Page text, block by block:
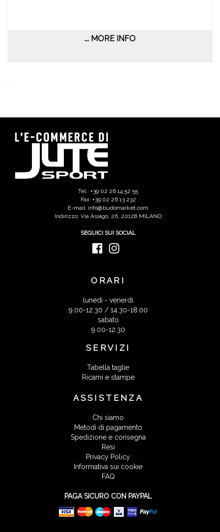
... MORE INFO
Tel.: +39 02 26 14 52 55
Fax: +39 02 26 13 232
E-mail: info@budomarket.com
Indirizzo: Via Asiago, 26, 20128 MILANO
SEGUICI SUI SOCIAL
ORARI
lunedì - venerdì
9.00-12.30 / 14.30-18.00
sabato
9.00-12.30
SERVIZI
Tabella taglie
Ricami e stampe
ASSISTENZA
Chi siamo
Metodi di pagamento
Spedizione e consegna
Resi
Privacy Policy
Informativa sui cookie
FAQ
PAGA SICURO CON PAYPAL